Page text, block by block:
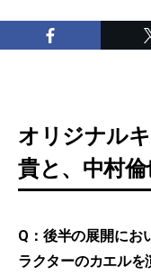
オリジナル
貴と、中村
Q：後半の展開にお
ラクターのカエル